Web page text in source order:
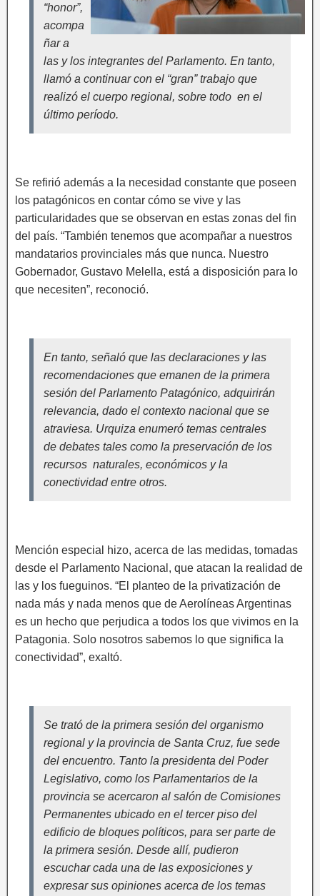
“honor”,
acompa
ñar a
las y los integrantes del Parlamento. En tanto,
llamó a continuar con el “gran” trabajo que
realizó el cuerpo regional, sobre todo en el
último período.
Se refirió además a la necesidad constante que poseen
los patagónicos en contar cómo se vive y las
particularidades que se observan en estas zonas del fin
del país. “También tenemos que acompañar a nuestros
mandatarios provinciales más que nunca. Nuestro
Gobernador, Gustavo Melella, está a disposición para lo
que necesiten”, reconoció.
En tanto, señaló que las declaraciones y las
recomendaciones que emanen de la primera
sesión del Parlamento Patagónico, adquirirán
relevancia, dado el contexto nacional que se
atraviesa. Urquiza enumeró temas centrales
de debates tales como la preservación de los
recursos naturales, económicos y la
conectividad entre otros.
Mención especial hizo, acerca de las medidas, tomadas
desde el Parlamento Nacional, que atacan la realidad de
las y los fueguinos. “El planteo de la privatización de
nada más y nada menos que de Aerolíneas Argentinas
es un hecho que perjudica a todos los que vivimos en la
Patagonia. Solo nosotros sabemos lo que significa la
conectividad”, exaltó.
Se trató de la primera sesión del organismo
regional y la provincia de Santa Cruz, fue sede
del encuentro. Tanto la presidenta del Poder
Legislativo, como los Parlamentarios de la
provincia se acercaron al salón de Comisiones
Permanentes ubicado en el tercer piso del
edificio de bloques políticos, para ser parte de
la primera sesión. Desde allí, pudieron
escuchar cada una de las exposiciones y
expresar sus opiniones acerca de los temas